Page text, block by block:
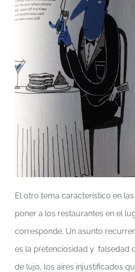
El otro tema característico en
poner a los restaurantes en el
corresponde. Un asunto
es la pretenciosidad y falsedad
de lujo, los aires injustificados